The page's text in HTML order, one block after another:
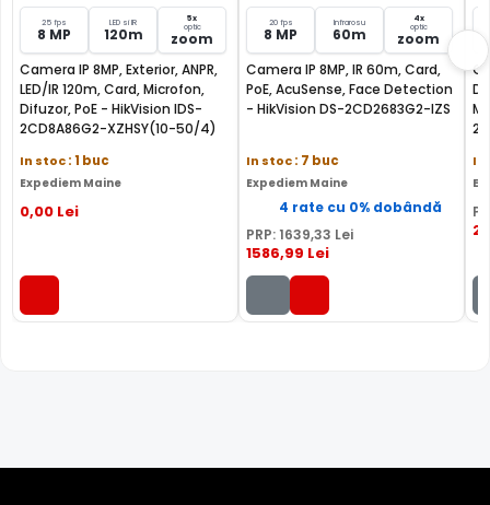
Intrarea de alarma cu care este dotata camera, poate fi
folosita pentru conectarea unui releu extern (detector
prezenta, contact magnetic, etc), ce poate actiona
mutarea camerei in anumite preseturi, activarea
inregistrarii, activarea unei iesiri de alarma sau multe
25 fps
8 MP
LED si IR
120m
5x
optic
zoom
Camera IP 8MP, Exterior, ANPR,
LED/IR 120m, Card, Microfon,
Difuzor, PoE - HikVision IDS-
2CD8A86G2-XZHSY(10-50/4)
In stoc: 1 buc
Expediem Maine
0,00 Lei
20 fps
8 MP
Infrarosu
60m
4x
optic
zoom
Camera IP 8MP, IR 60m, Card,
PoE, AcuSense, Face Detection
- HikVision DS-2CD2683G2-IZS
In stoc: 7 buc
Expediem Maine
4 rate cu 0% dobândă
PRP: 1639,33 Lei
1586,99 Lei
In